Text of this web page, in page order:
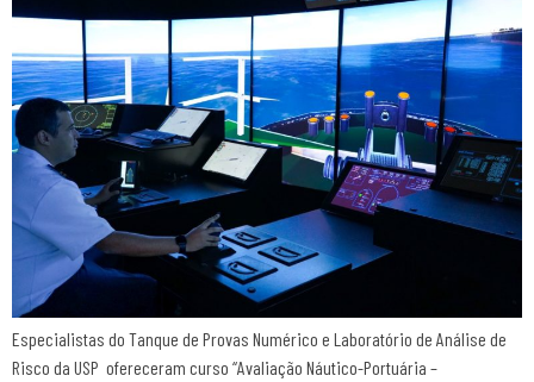
Especialistas do Tanque de Provas Numérico e Laboratório de Análise de
Risco da USP ofereceram curso “Avaliação Náutico-Portuária –